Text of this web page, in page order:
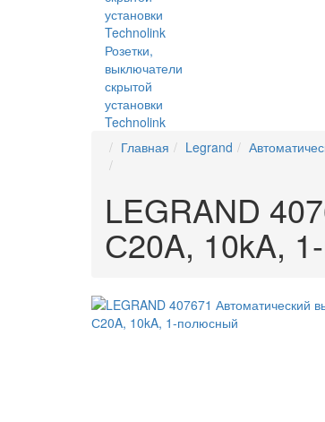
Розетки,
выключатели
скрытой
установки
Technolink
Главная Legrand
LEGRAND
С20A, 10kA,